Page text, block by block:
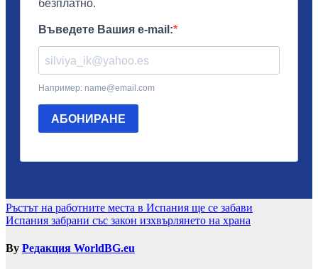
Навигация
Ръстът на работните места в Испания ще се забави
Испания забрани със закон изхвърлянето на храна
By Редакция WorldBG.eu